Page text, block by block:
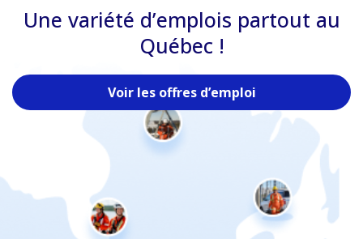
Une variété d’emplois partout au
Québec !
Voir les offres d’emploi